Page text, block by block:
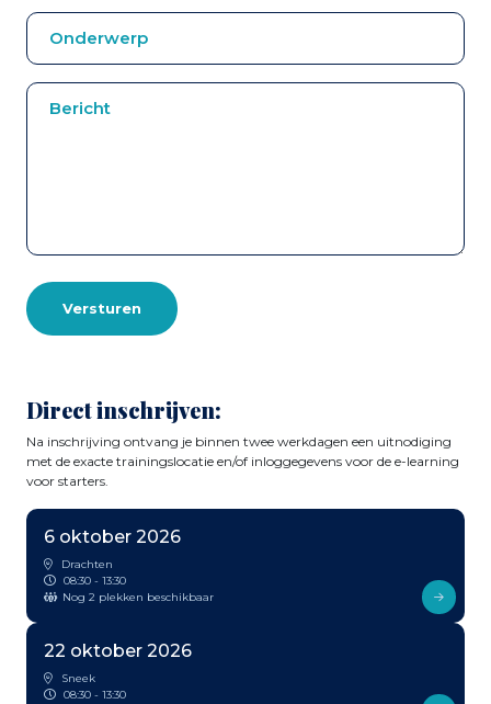
Versturen
Direct inschrijven:
Na inschrijving ontvang je binnen twee werkdagen een uitnodiging
met de exacte trainingslocatie en/of inloggegevens voor de e-learning
voor starters.
6 oktober 2026
Drachten
08:30 - 13:30
Nog 2 plekken beschikbaar
22 oktober 2026
Sneek
08:30 - 13:30